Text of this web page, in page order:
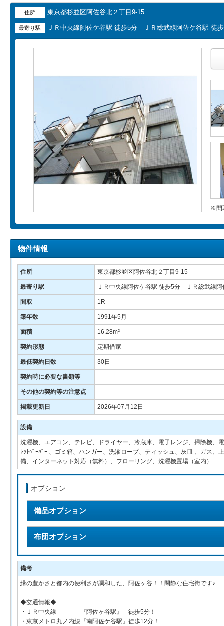
住所 東京都杉並区阿佐谷北２丁目9-15
最寄り駅 ＪＲ中央線阿佐ケ谷駅 徒歩5分 ＪＲ総武線阿佐ケ谷駅 徒
※間
物件情報
住所 東京都杉並区阿佐谷北２丁目9-15
最寄り駅 ＪＲ中央線阿佐ケ谷駅 徒歩5分 ＪＲ総武線
間取 1R
築年数 1991年5月
面積 16.28m²
契約形態 定期借家
最低契約日数 30日
契約時に必要な書類等
その他の契約等の注意点
掲載更新日 2026年07月12日
設備
洗濯機、エアコン、テレビ、ドライヤー、冷蔵庫、電子レンジ、掃除機、
ﾚｯﾄﾍﾟｰﾊﾟｰ 、ゴミ箱、ハンガー、洗濯ロープ、ティッシュ、灰皿 、ガス
備、インターネット対応（無料）、フローリング、洗濯機置場（室内）
オプション
備品オプション
布団オプション
備考
緑の豊かさと都内の便利さが調和した、阿佐ヶ谷！！閑静な住宅街です♪
――――――――――――――――――――――――
◆交通情報◆
・ＪＲ中央線 『阿佐ヶ谷駅』 徒歩5分！
・東京メトロ丸ノ内線『南阿佐ケ谷駅』徒歩12分！